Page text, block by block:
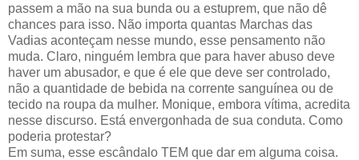
passem a mão na sua bunda ou a estuprem, que não dê
chances para isso. Não importa quantas Marchas das
Vadias aconteçam nesse mundo, esse pensamento não
muda. Claro, ninguém lembra que para haver abuso deve
haver um abusador, e que é ele que deve ser controlado,
não a quantidade de bebida na corrente sanguínea ou de
tecido na roupa da mulher. Monique, embora vítima, acredita
nesse discurso. Está envergonhada de sua conduta. Como
poderia protestar?
Em suma, esse escândalo TEM que dar em alguma coisa.